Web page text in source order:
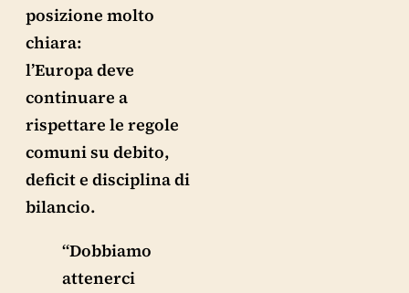
posizione molto
chiara:
l’Europa deve
continuare a
rispettare le regole
comuni su debito,
deficit e disciplina di
bilancio.
“Dobbiamo
attenerci